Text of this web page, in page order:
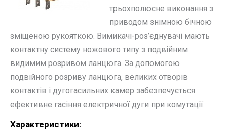
трьохполюсне виконання з
приводом знімною бічною
зміщеною рукояткою. Вимикачі-роз’єднувачі мають
контактну систему ножового типу з подвійним
видимим розривом ланцюга. За допомогою
подвійного розриву ланцюга, великих отворів
контактів і дугогасильних камер забезпечується
ефективне гасіння електричної дуги при комутації.
Характеристики: